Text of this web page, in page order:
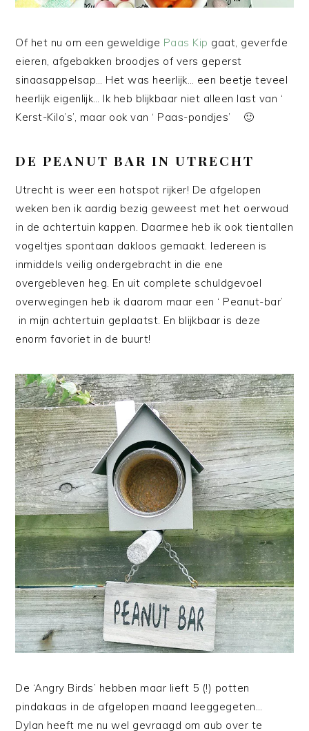
Of het nu om een geweldige Paas Kip gaat, geverfde
eieren, afgebakken broodjes of vers geperst
sinaasappelsap… Het was heerlijk… een beetje teveel
heerlijk eigenlijk… Ik heb blijkbaar niet alleen last van ‘
Kerst-Kilo’s’, maar ook van ‘ Paas-pondjes’ 🙂
DE PEANUT BAR IN UTRECHT
Utrecht is weer een hotspot rijker! De afgelopen
weken ben ik aardig bezig geweest met het oerwoud
in de achtertuin kappen. Daarmee heb ik ook tientallen
vogeltjes spontaan dakloos gemaakt. Iedereen is
inmiddels veilig ondergebracht in die ene
overgebleven heg. En uit complete schuldgevoel
overwegingen heb ik daarom maar een ‘ Peanut-bar’
in mijn achtertuin geplaatst. En blijkbaar is deze
enorm favoriet in de buurt!
De ‘Angry Birds’ hebben maar lieft 5 (!) potten
pindakaas in de afgelopen maand leeggegeten…
Dylan heeft me nu wel gevraagd om aub over te